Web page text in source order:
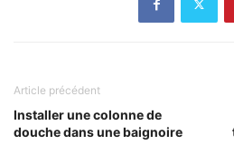
Article précédent
Installer une colonne de
douche dans une baignoire